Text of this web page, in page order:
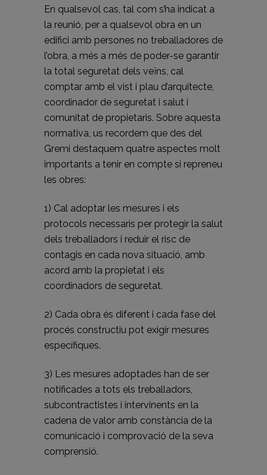
En qualsevol cas, tal com s’ha indicat a
la reunió, per a qualsevol obra en un
edifici amb persones no treballadores de
l’obra, a més a més de poder-se garantir
la total seguretat dels veïns, cal
comptar amb el vist i plau d’arquitecte,
coordinador de seguretat i salut i
comunitat de propietaris. Sobre aquesta
normativa, us recordem que des del
Gremi destaquem quatre aspectes molt
importants a tenir en compte si repreneu
les obres:
1) Cal adoptar les mesures i els
protocols necessaris per protegir la salut
dels treballadors i reduir el risc de
contagis en cada nova situació, amb
acord amb la propietat i els
coordinadors de seguretat.
2) Cada obra és diferent i cada fase del
procés constructiu pot exigir mesures
específiques.
3) Les mesures adoptades han de ser
notificades a tots els treballadors,
subcontractistes i intervinents en la
cadena de valor amb constància de la
comunicació i comprovació de la seva
comprensió.